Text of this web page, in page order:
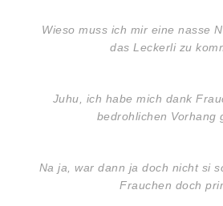
Wieso muss ich mir eine nasse
das Leckerli zu
Juhu, ich habe mich dank
bedrohlichen Vorhang
Na ja, war dann ja doch nicht si
Frauchen doch